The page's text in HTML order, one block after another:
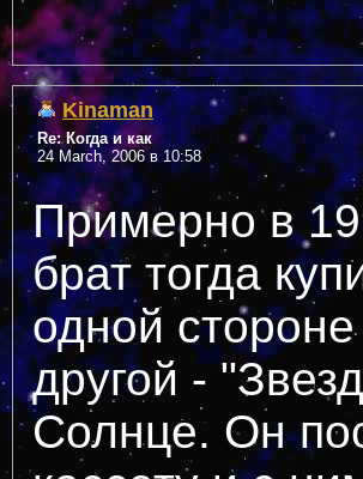
Kinaman
Re: Когда и как
24 March, 2006 в 10:58
Примерно в
брат тогда
одной
другой -
Солнце. Он